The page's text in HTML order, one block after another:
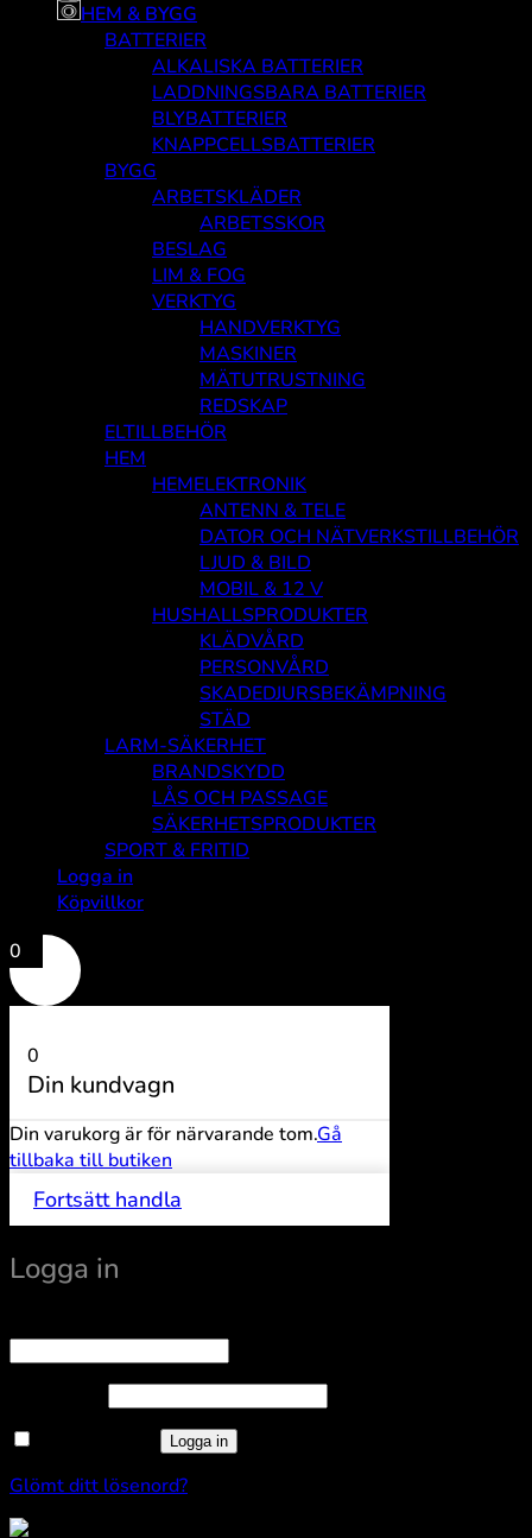
HEM & BYGG
BATTERIER
ALKALISKA BATTERIER
LADDNINGSBARA BATTERIER
BLYBATTERIER
KNAPPCELLSBATTERIER
BYGG
ARBETSKLÄDER
ARBETSSKOR
BESLAG
LIM & FOG
VERKTYG
HANDVERKTYG
MASKINER
MÄTUTRUSTNING
REDSKAP
ELTILLBEHÖR
HEM
HEMELEKTRONIK
ANTENN & TELE
DATOR OCH NÄTVERKSTILLBEHÖR
LJUD & BILD
MOBIL & 12 V
HUSHALLSPRODUKTER
KLÄDVÅRD
PERSONVÅRD
SKADEDJURSBEKÄMPNING
STÄD
LARM-SÄKERHET
BRANDSKYDD
LÅS OCH PASSAGE
SÄKERHETSPRODUKTER
SPORT & FRITID
Logga in
Köpvillkor
0
0
Din kundvagn
Din varukorg är för närvarande tom.Gå
tillbaka till butiken
Fortsätt handla
Logga in
Logga in
Glömt ditt lösenord?